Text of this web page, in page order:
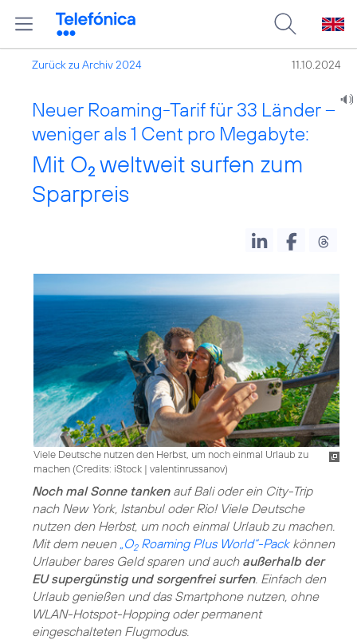
Zurück zu Archiv 2024 11.10.2024
Neuer Roaming-Tarif für 33 Länder –
weniger als 1 Cent pro Megabyte:
Mit O2 weltweit surfen zum
Sparpreis
Viele Deutsche nutzen den Herbst, um noch einmal Urlaub zu
machen (Credits: iStock | valentinrussanov)
Noch mal Sonne tankenauf Bali oder ein City-Trip
nach New York, Istanbul oder Rio! Viele Deutsche
nutzen den Herbst, um noch einmal Urlaub zu machen.
Mit dem neuen „O2Roaming Plus World“-Packkönnen
Urlauber bares Geld sparen und auch außerhalb der
EU supergünstig und sorgenfrei surfen. Einfach den
Urlaub genießen und das Smartphone nutzen, ohne
WLAN-Hotspot-Hopping oder permanent
eingeschalteten Flugmodus.